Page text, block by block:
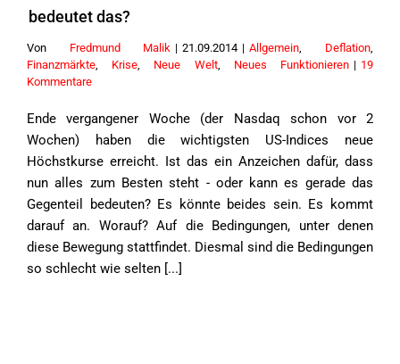
bedeutet das?
Von Fredmund Malik | 21.09.2014 | Allgemein, Deflation,
Finanzmärkte, Krise, Neue Welt, Neues Funktionieren | 19
Kommentare
Ende vergangener Woche (der Nasdaq schon vor 2
Wochen) haben die wichtigsten US-Indices neue
Höchstkurse erreicht. Ist das ein Anzeichen dafür, dass
nun alles zum Besten steht - oder kann es gerade das
Gegenteil bedeuten? Es könnte beides sein. Es kommt
darauf an. Worauf? Auf die Bedingungen, unter denen
diese Bewegung stattfindet. Diesmal sind die Bedingungen
so schlecht wie selten [...]